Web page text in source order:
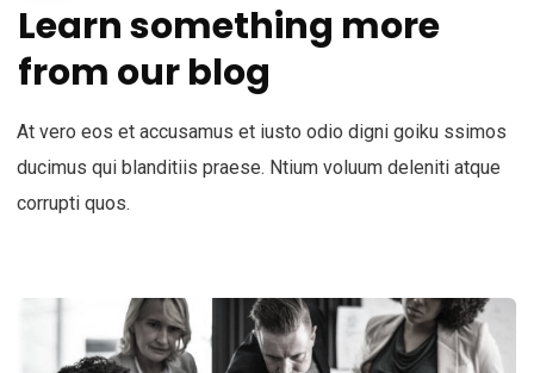
Learn something more
from our blog
At vero eos et accusamus et iusto odio digni goiku ssimos
ducimus qui blanditiis praese. Ntium voluum deleniti atque
corrupti quos.